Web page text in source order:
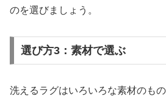
のを選びましょう。
選び方3：素材で選ぶ
洗えるラグはいろいろな素材のも